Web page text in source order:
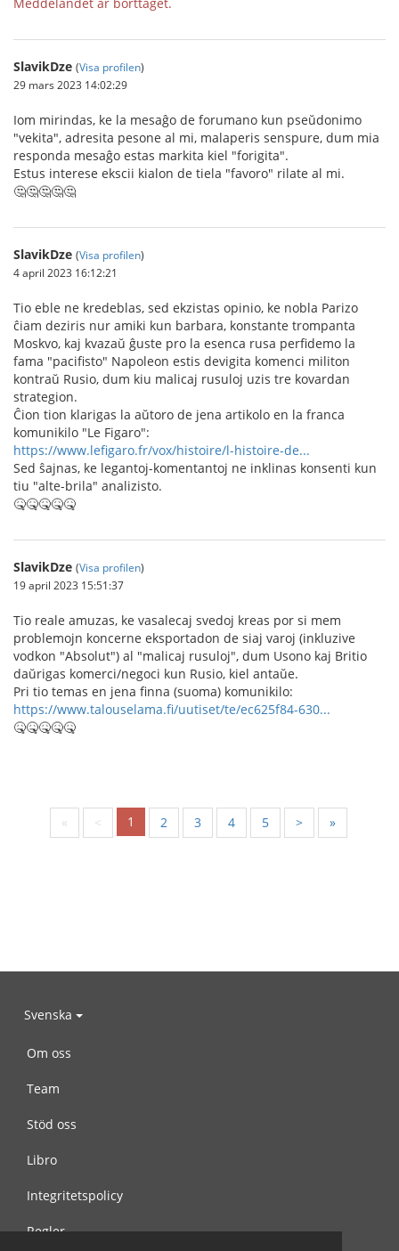
SlavikDze (Visa profilen)
29 mars 2023 14:02:29
Iom mirindas, ke la mesaĝo de forumano kun pseŭdonimo
"vekita", adresita pesone al mi, malaperis senspure, dum mia
responda mesaĝo estas markita kiel "forigita".
Estus interese ekscii kialon de tiela "favoro" rilate al mi.
🤔🤔🤔🤔🤔
SlavikDze (Visa profilen)
4 april 2023 16:12:21
Tio eble ne kredeblas, sed ekzistas opinio, ke nobla Parizo
ĉiam deziris nur amiki kun barbara, konstante trompanta
Moskvo, kaj kvazaŭ ĝuste pro la esenca rusa perfidemo la
fama "pacifisto" Napoleon estis devigita komenci militon
kontraŭ Rusio, dum kiu malicaj rusuloj uzis tre kovardan
strategion.
Ĉion tion klarigas la aŭtoro de jena artikolo en la franca
komunikilo "Le Figaro":
https://www.lefigaro.fr/vox/histoire/l-histoire-de...
Sed ŝajnas, ke legantoj-komentantoj ne inklinas konsenti kun
tiu "alte-brila" analizisto.
🤒🤒🤒🤒🤒
SlavikDze (Visa profilen)
19 april 2023 15:51:37
Tio reale amuzas, ke vasalecaj svedoj kreas por si mem
problemojn koncerne eksportadon de siaj varoj (inkluzive
vodkon "Absolut") al "malicaj rusuloj", dum Usono kaj Britio
daŭrigas komerci/negoci kun Rusio, kiel antaŭe.
Pri tio temas en jena finna (suoma) komunikilo:
https://www.talouselama.fi/uutiset/te/ec625f84-630...
🤒🤒🤒🤒🤒
« < 1 2 3 4 5 > »
Svenska
Om oss
Team
Stöd oss
Libro
Integritetspolicy
Regler